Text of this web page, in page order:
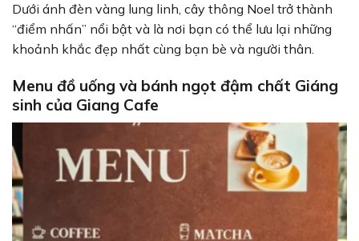
Dưới ánh đèn vàng lung linh, cây thông Noel trở thành
“điểm nhấn” nổi bật và là nơi bạn có thể lưu lại những
khoảnh khắc đẹp nhất cùng bạn bè và người thân.
Menu đồ uống và bánh ngọt đậm chất Giáng
sinh của Giang Cafe